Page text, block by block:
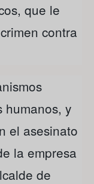
que le
contra
humanos, y
el asesinato
la empresa
de